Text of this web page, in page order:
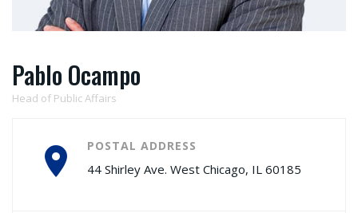
Pablo Ocampo
Head of Public Affairs
POSTAL ADDRESS
44 Shirley Ave. West Chicago, IL 60185